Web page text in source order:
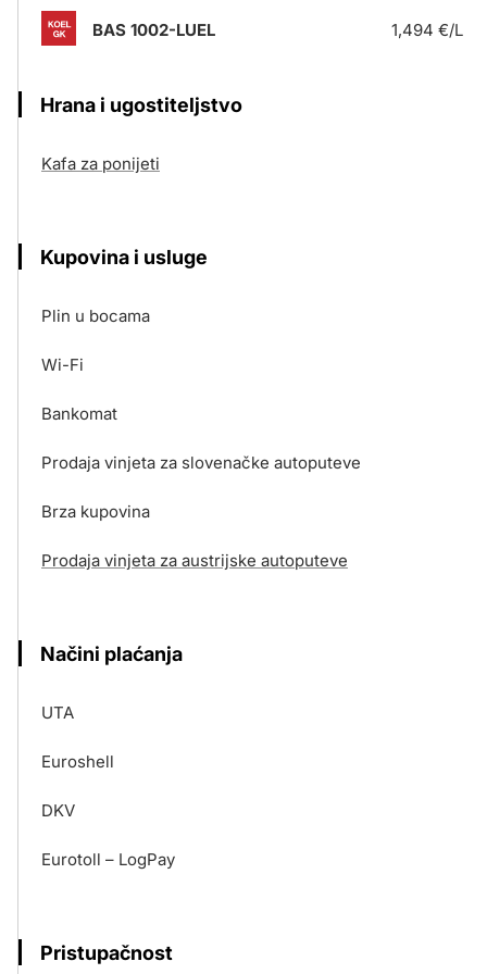
BAS 1002-LUEL 1,494 €/L
Hrana i ugostiteljstvo
Kafa za ponijeti
Kupovina i usluge
Plin u bocama
Wi-Fi
Bankomat
Prodaja vinjeta za slovenačke autoputeve
Brza kupovina
Prodaja vinjeta za austrijske autoputeve
Načini plaćanja
UTA
Euroshell
DKV
Eurotoll – LogPay
Pristupačnost